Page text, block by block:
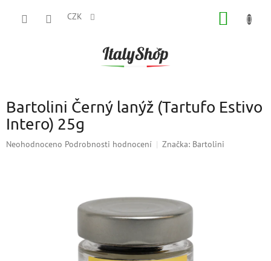
CZK
Bartolini Černý lanýž (Tartufo Estivo
Intero) 25g
Průměrné
Neohodnoceno Podrobnosti hodnocení Značka: Bartolini